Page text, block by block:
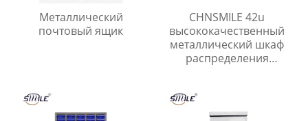
Металлический
почтовый ящик
CHNSMILE 42u
высококачественный
металлический шкаф
распределения